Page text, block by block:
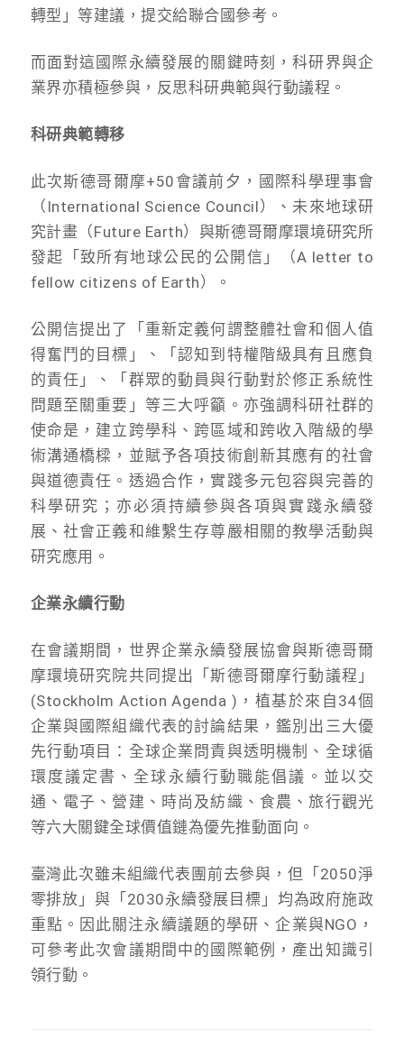
轉型」等建議，提交給聯合國參考。
而面對這國際永續發展的關鍵時刻，科研界與企
業界亦積極參與，反思科研典範與行動議程。
科研典範轉移
此次斯德哥爾摩+50會議前夕，國際科學理事會
（International Science Council）、未來地球研
究計畫（Future Earth）與斯德哥爾摩環境研究所
發起「致所有地球公民的公開信」（A letter to
fellow citizens of Earth）。
公開信提出了「重新定義何謂整體社會和個人值
得奮鬥的目標」、「認知到特權階級具有且應負
的責任」、「群眾的動員與行動對於修正系統性
問題至關重要」等三大呼籲。亦強調科研社群的
使命是，建立跨學科、跨區域和跨收入階級的學
術溝通橋樑，並賦予各項技術創新其應有的社會
與道德責任。透過合作，實踐多元包容與完善的
科學研究；亦必須持續參與各項與實踐永續發
展、社會正義和維繫生存尊嚴相關的教學活動與
研究應用。
企業永續行動
在會議期間，世界企業永續發展協會與斯德哥爾
摩環境研究院共同提出「斯德哥爾摩行動議程」
(Stockholm Action Agenda )，植基於來自34個
企業與國際組織代表的討論結果，鑑別出三大優
先行動項目：全球企業問責與透明機制、全球循
環度議定書、全球永續行動職能倡議。並以交
通、電子、營建、時尚及紡織、食農、旅行觀光
等六大關鍵全球價值鏈為優先推動面向。
臺灣此次雖未組織代表團前去參與，但「2050淨
零排放」與「2030永續發展目標」均為政府施政
重點。因此關注永續議題的學研、企業與NGO，
可參考此次會議期間中的國際範例，產出知識引
領行動。